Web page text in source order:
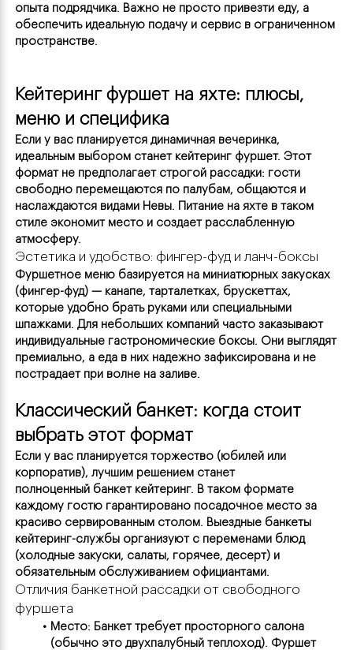
опыта подрядчика. Важно не просто привезти еду, а
обеспечить идеальную подачу и сервис в ограниченном
пространстве.
Кейтеринг фуршет на яхте: плюсы,
меню и специфика
Если у вас планируется динамичная вечеринка,
идеальным выбором станет кейтеринг фуршет. Этот
формат не предполагает строгой рассадки: гости
свободно перемещаются по палубам, общаются и
наслаждаются видами Невы. Питание на яхте в таком
стиле экономит место и создает расслабленную
атмосферу.
Эстетика и удобство: фингер-фуд и ланч-боксы
Фуршетное меню базируется на миниатюрных закусках
(фингер-фуд) — канапе, тарталетках, брускеттах,
которые удобно брать руками или специальными
шпажками. Для небольших компаний часто заказывают
индивидуальные гастрономические боксы. Они выглядят
премиально, а еда в них надежно зафиксирована и не
пострадает при волне на заливе.
Классический банкет: когда стоит
выбрать этот формат
Если у вас планируется торжество (юбилей или
корпоратив), лучшим решением станет
полноценный банкет кейтеринг. В таком формате
каждому гостю гарантировано посадочное место за
красиво сервированным столом. Выездные банкеты
кейтеринг-службы организуют с переменами блюд
(холодные закуски, салаты, горячее, десерт) и
обязательным обслуживанием официантами.
Отличия банкетной рассадки от свободного
фуршета
Место: Банкет требует просторного салона
(обычно это двухпалубный теплоход). Фуршет